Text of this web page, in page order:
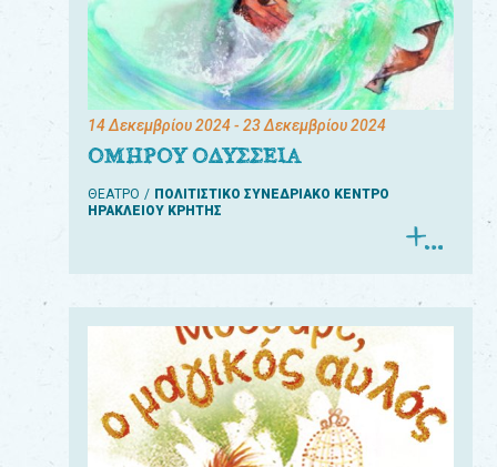
14 Δεκεμβρίου 2024- 23 Δεκεμβρίου 2024
ΟΜΗΡΟΥ ΟΔΥΣΣΕΙΑ
ΘΕΑΤΡΟ
ΠΟΛΙΤΙΣΤΙΚΟ ΣΥΝΕΔΡΙΑΚΟ ΚΕΝΤΡΟ
ΗΡΑΚΛΕΙΟΥ ΚΡΗΤΗΣ